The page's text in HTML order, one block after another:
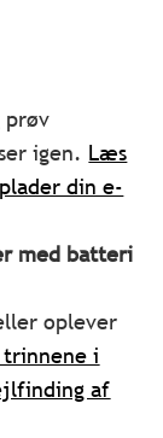
prøv
igen. Læs
din e-
med batteri
oplever
trinnene i
af